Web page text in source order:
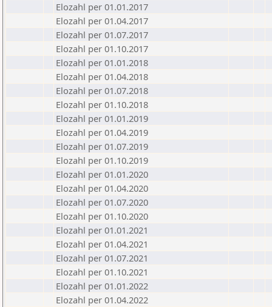
Elozahl per 01.01.2017
Elozahl per 01.04.2017
Elozahl per 01.07.2017
Elozahl per 01.10.2017
Elozahl per 01.01.2018
Elozahl per 01.04.2018
Elozahl per 01.07.2018
Elozahl per 01.10.2018
Elozahl per 01.01.2019
Elozahl per 01.04.2019
Elozahl per 01.07.2019
Elozahl per 01.10.2019
Elozahl per 01.01.2020
Elozahl per 01.04.2020
Elozahl per 01.07.2020
Elozahl per 01.10.2020
Elozahl per 01.01.2021
Elozahl per 01.04.2021
Elozahl per 01.07.2021
Elozahl per 01.10.2021
Elozahl per 01.01.2022
Elozahl per 01.04.2022